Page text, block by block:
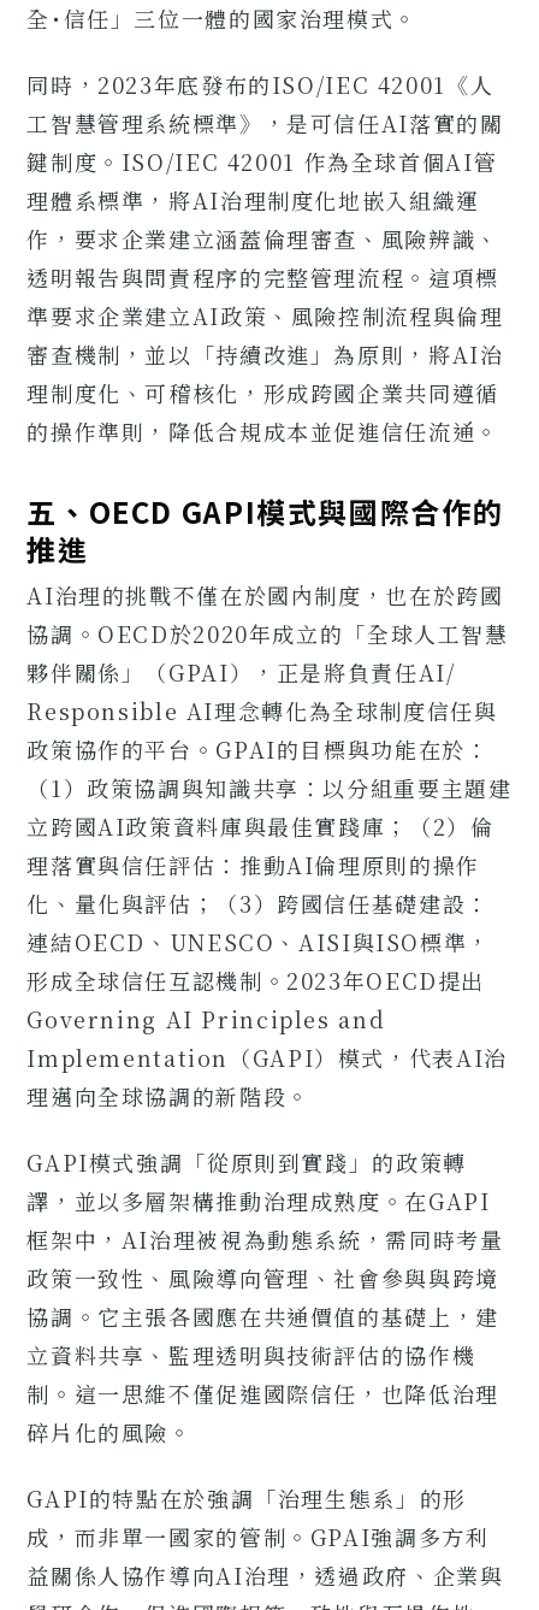
全･信任」三位一體的國家治理模式。
同時，2023年底發布的ISO/IEC 42001《人
工智慧管理系統標準》，是可信任AI落實的關
鍵制度。ISO/IEC 42001 作為全球首個AI管
理體系標準，將AI治理制度化地嵌入組織運
作，要求企業建立涵蓋倫理審查、風險辨識、
透明報告與問責程序的完整管理流程。這項標
準要求企業建立AI政策、風險控制流程與倫理
審查機制，並以「持續改進」為原則，將AI治
理制度化、可稽核化，形成跨國企業共同遵循
的操作準則，降低合規成本並促進信任流通。
五、OECD GAPI模式與國際合作的
推進
AI治理的挑戰不僅在於國內制度，也在於跨國
協調。OECD於2020年成立的「全球人工智慧
夥伴關係」（GPAI），正是將負責任AI/
Responsible AI理念轉化為全球制度信任與
政策協作的平台。GPAI的目標與功能在於：
（1）政策協調與知識共享：以分組重要主題建
立跨國AI政策資料庫與最佳實踐庫；（2）倫
理落實與信任評估：推動AI倫理原則的操作
化、量化與評估；（3）跨國信任基礎建設：
連結OECD、UNESCO、AISI與ISO標準，
形成全球信任互認機制。2023年OECD提出
Governing AI Principles and
Implementation（GAPI）模式，代表AI治
理邁向全球協調的新階段。
GAPI模式強調「從原則到實踐」的政策轉
譯，並以多層架構推動治理成熟度。在GAPI
框架中，AI治理被視為動態系統，需同時考量
政策一致性、風險導向管理、社會參與與跨境
協調。它主張各國應在共通價值的基礎上，建
立資料共享、監理透明與技術評估的協作機
制。這一思維不僅促進國際信任，也降低治理
碎片化的風險。
GAPI的特點在於強調「治理生態系」的形
成，而非單一國家的管制。GPAI強調多方利
益關係人協作導向AI治理，透過政府、企業與